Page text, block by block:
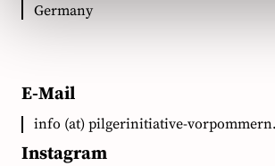
Germany
E-Mail
info (at) pilgerinitiative-
Instagram